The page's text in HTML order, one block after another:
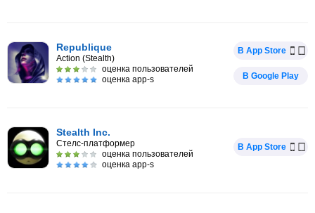
Republique
Action (Stealth)
оценка пользователей
оценка app-s
В App Store
В Google Play
Stealth Inc.
Стелс-платформер
оценка пользователей
оценка app-s
В App Store